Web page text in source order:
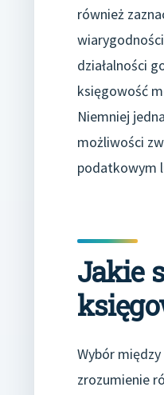
również
działalności
księgowość
Niemniej
możliwości
podatkowym
Jakie
Wybór
zrozumienie